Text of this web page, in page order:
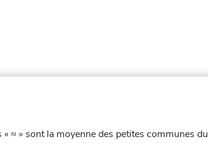
≈ » sont la moyenne des petites communes du